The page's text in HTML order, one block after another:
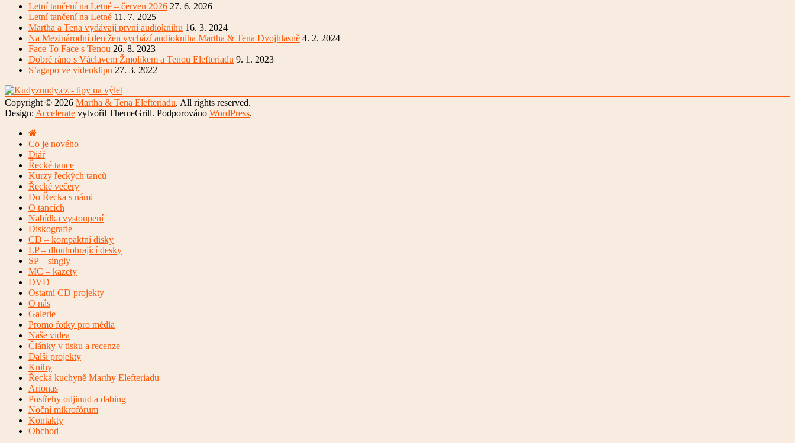
Letní tančení na Letné – červen 2026 27. 6. 2026
Letní tančení na Letné 11. 7. 2025
Martha a Tena vydávají první audioknihu 16. 3. 2024
Na Mezinárodní den žen vychází audiokniha Martha & Tena Dvojhlasně 4. 2. 2024
Face To Face s Tenou 26. 8. 2023
Dobré ráno s Václavem Žmolíkem a Tenou Elefteriadu 9. 1. 2023
S’agapo ve videoklipu 27. 3. 2022
Copyright © 2026 Martha & Tena Elefteriadu. All rights reserved.
Design: Accelerate vytvořil ThemeGrill. Podporováno WordPress.
Co je nového
Diář
Řecké tance
Kurzy řeckých tanců
Řecké večery
Do Řecka s námi
O tancích
Nabídka vystoupení
Diskografie
CD – kompaktní disky
LP – dlouhohrající desky
SP – singly
MC – kazety
DVD
Ostatní CD projekty
O nás
Galerie
Promo fotky pro média
Naše videa
Články v tisku a recenze
Další projekty
Knihy
Řecká kuchyně Marthy Elefteriadu
Arionas
Postřehy odjinud a dabing
Noční mikrofórum
Kontakty
Obchod